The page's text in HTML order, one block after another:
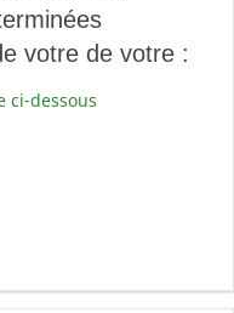
votre de votre :
ci-dessous